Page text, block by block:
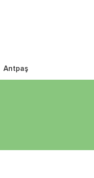
Antpaş